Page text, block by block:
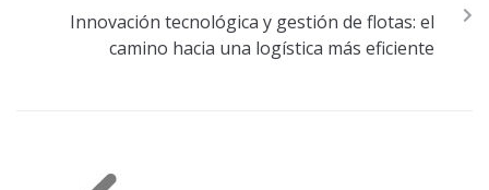
Innovación tecnológica y gestión de flotas: el
camino hacia una logística más eficiente